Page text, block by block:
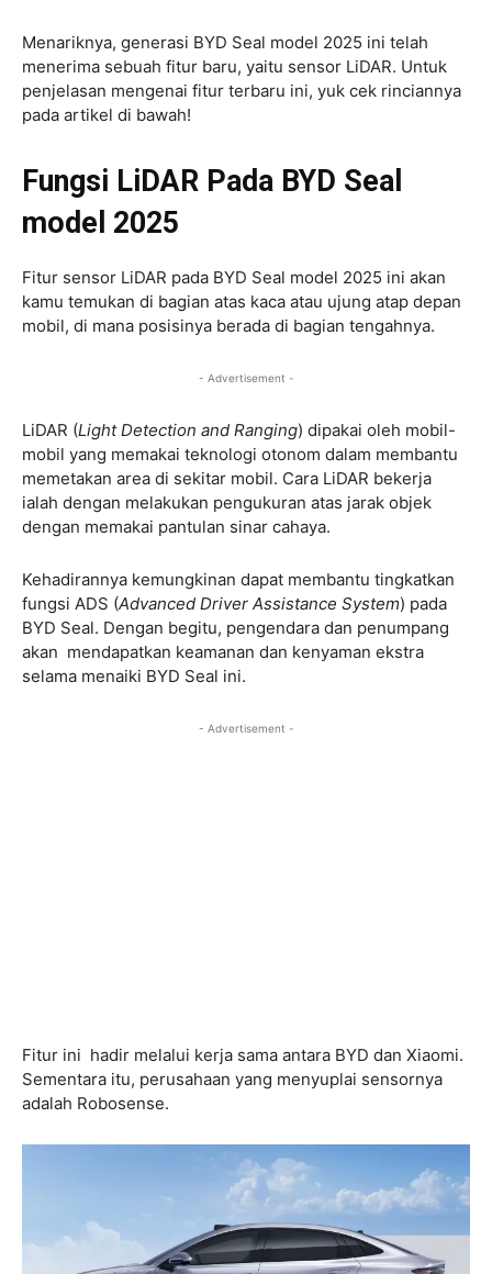
Menariknya, generasi BYD Seal model 2025 ini telah
menerima sebuah fitur baru, yaitu sensor LiDAR. Untuk
penjelasan mengenai fitur terbaru ini, yuk cek rinciannya
pada artikel di bawah!
Fungsi LiDAR Pada BYD Seal
model 2025
Fitur sensor LiDAR pada BYD Seal model 2025 ini akan
kamu temukan di bagian atas kaca atau ujung atap depan
mobil, di mana posisinya berada di bagian tengahnya.
- Advertisement -
LiDAR (Light Detection and Ranging) dipakai oleh mobil-
mobil yang memakai teknologi otonom dalam membantu
memetakan area di sekitar mobil. Cara LiDAR bekerja
ialah dengan melakukan pengukuran atas jarak objek
dengan memakai pantulan sinar cahaya.
Kehadirannya kemungkinan dapat membantu tingkatkan
fungsi ADS (Advanced Driver Assistance System) pada
BYD Seal. Dengan begitu, pengendara dan penumpang
akan mendapatkan keamanan dan kenyaman ekstra
selama menaiki BYD Seal ini.
- Advertisement -
Fitur ini hadir melalui kerja sama antara BYD dan Xiaomi.
Sementara itu, perusahaan yang menyuplai sensornya
adalah Robosense.